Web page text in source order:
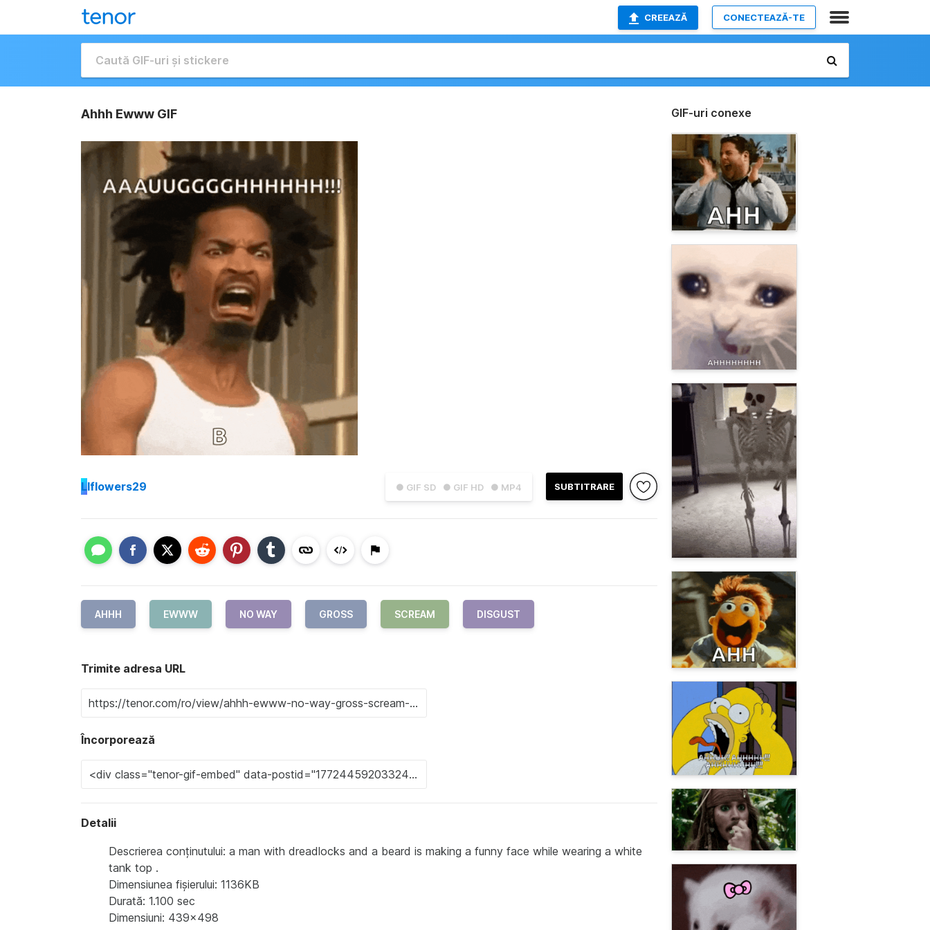
CREEAZĂ CONECTEAZĂ-TE
Ahhh Ewww GIF
● GIF SD ● GIF HD ● MP4 SUBTITRARE
Llflowers29
AHHH EWWW NO WAY GROSS SCREAM DISGUST
Trimite adresa URL
Încorporează
Detalii
Descrierea conținutului: a man with dreadlocks and a beard is making a funny face while wearing a white
tank top .
Dimensiunea fișierului: 1136KB
Durată: 1.100 sec
Dimensiuni: 439x498
GIF-uri conexe